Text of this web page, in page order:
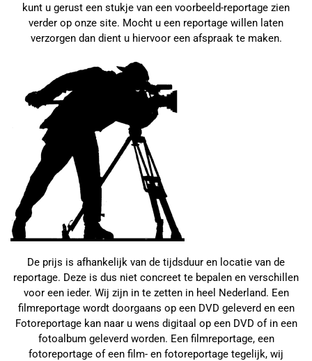
kunt u gerust een stukje van een voorbeeld-reportage zien
verder op onze site. Mocht u een reportage willen laten
verzorgen dan dient u hiervoor een afspraak te maken.
De prijs is afhankelijk van de tijdsduur en locatie van de
reportage. Deze is dus niet concreet te bepalen en verschillen
voor een ieder. Wij zijn in te zetten in heel Nederland. Een
filmreportage wordt doorgaans op een DVD geleverd en een
Fotoreportage kan naar u wens digitaal op een DVD of in een
fotoalbum geleverd worden. Een filmreportage, een
fotoreportage of een film- en fotoreportage tegelijk, wij